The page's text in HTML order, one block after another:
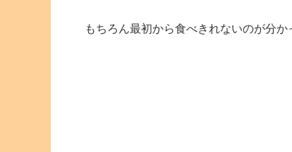
もちろん最初から食べきれないのが分